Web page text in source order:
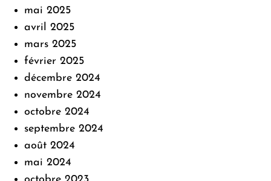
mai 2025
avril 2025
mars 2025
février 2025
décembre 2024
novembre 2024
octobre 2024
septembre 2024
août 2024
mai 2024